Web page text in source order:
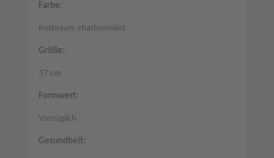
Farbe:
Rotbraun, charbonniert
Größe:
57 cm
Formwert:
Vorzüglich
Gesundheit: